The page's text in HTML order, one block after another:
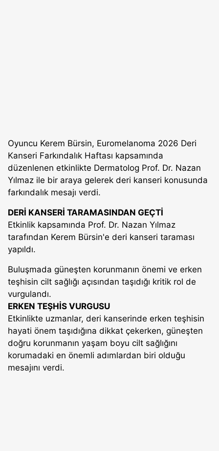
Oyuncu Kerem Bürsin, Euromelanoma 2026 Deri
Kanseri Farkındalık Haftası kapsamında
düzenlenen etkinlikte Dermatolog Prof. Dr. Nazan
Yılmaz ile bir araya gelerek deri kanseri konusunda
farkındalık mesajı verdi.
DERİ KANSERİ TARAMASINDAN GEÇTİ
Etkinlik kapsamında Prof. Dr. Nazan Yılmaz
tarafından Kerem Bürsin'e deri kanseri taraması
yapıldı.
Buluşmada güneşten korunmanın önemi ve erken
teşhisin cilt sağlığı açısından taşıdığı kritik rol de
vurgulandı.
ERKEN TEŞHİS VURGUSU
Etkinlikte uzmanlar, deri kanserinde erken teşhisin
hayati önem taşıdığına dikkat çekerken, güneşten
doğru korunmanın yaşam boyu cilt sağlığını
korumadaki en önemli adımlardan biri olduğu
mesajını verdi.